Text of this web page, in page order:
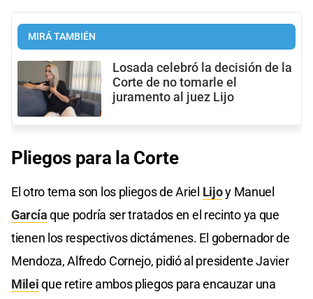
MIRÁ TAMBIÉN
Losada celebró la decisión de la
Corte de no tomarle el
juramento al juez Lijo
Pliegos para la Corte
El otro tema son los pliegos de Ariel Lijoy Manuel
Garcíaque podría ser tratados en el recinto ya que
tienen los respectivos dictámenes. El gobernador de
Mendoza, Alfredo Cornejo, pidió al presidente Javier
Mileique retire ambos pliegos para encauzar una